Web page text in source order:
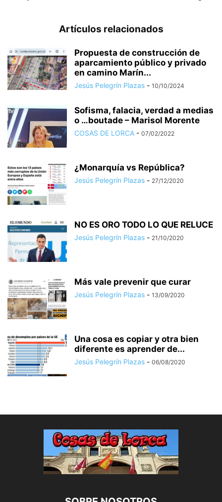
Artículos relacionados
Propuesta de construcción de
aparcamiento público y privado
en camino Marín...
Jesús Pelegrín Plazas - 10/10/2024
Sofisma, falacia, verdad a medias
o …boutade – Marisol Morente
COSAS DE LORCA - 07/02/2022
¿Monarquía vs República?
Jesús Pelegrín Plazas - 27/12/2020
NO ES ORO TODO LO QUE RELUCE
Jesús Pelegrín Plazas - 21/10/2020
Más vale prevenir que curar
Jesús Pelegrín Plazas - 13/09/2020
Una cosa es copiar y otra bien
diferente es aprender de...
Jesús Pelegrín Plazas - 06/08/2020